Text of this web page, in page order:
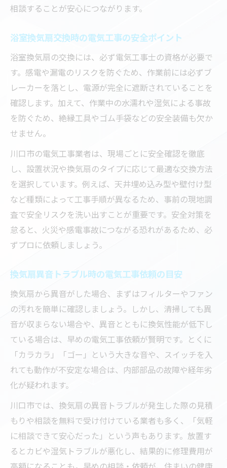
DIY派が知るべき浴室換気扇交換の安全基準
点
安全基準に沿った電気工事の手順を解説
DIY初心者が守るべき電気工事のルール
浴室換気扇交換時の安全な電気工事ポイン
ト
電気工事が必要な場合のDIY判断基準
相談することが安心につながります。
浴室換気扇交換時の電気工事の安全ポイント
浴室換気扇の交換には、必ず電気工事士の資格が必要で
す。感電や漏電のリスクを防ぐため、作業前には必ずブ
レーカーを落とし、電源が完全に遮断されていることを
確認します。加えて、作業中の水濡れや湿気による事故
を防ぐため、絶縁工具やゴム手袋などの安全装備も欠か
せません。
川口市の電気工事業者は、現場ごとに安全確認を徹底
し、設置状況や換気扇のタイプに応じて最適な交換方法
を選択しています。例えば、天井埋め込み型や壁付け型
など種類によって工事手順が異なるため、事前の現地調
査で安全リスクを洗い出すことが重要です。安全対策を
怠ると、火災や感電事故につながる恐れがあるため、必
ずプロに依頼しましょう。
換気扇異音トラブル時の電気工事依頼の目安
換気扇から異音がした場合、まずはフィルターやファン
の汚れを簡単に確認しましょう。しかし、清掃しても異
音が収まらない場合や、異音とともに換気性能が低下し
ている場合は、早めの電気工事依頼が賢明です。とくに
「カラカラ」「ゴー」という大きな音や、スイッチを入
れても動作が不安定な場合は、内部部品の故障や経年劣
化が疑われます。
川口市では、換気扇の異音トラブルが発生した際の見積
もりや相談を無料で受け付けている業者も多く、「気軽
に相談できて安心だった」という声もあります。放置す
るとカビや湿気トラブルが悪化し、結果的に修理費用が